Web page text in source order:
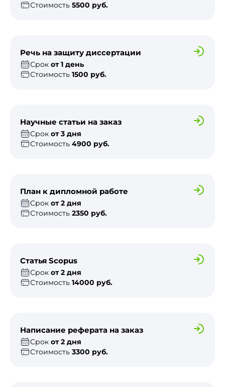
Стоимость 5500 руб.
Речь на защиту диссертации
Срок от 1 день
Стоимость 1500 руб.
Научные статьи на заказ
Срок от 3 дня
Стоимость 4900 руб.
План к дипломной работе
Срок от 2 дня
Стоимость 2350 руб.
Статья Scopus
Срок от 2 дня
Стоимость 14000 руб.
Написание реферата на заказ
Срок от 2 дня
Стоимость 3300 руб.